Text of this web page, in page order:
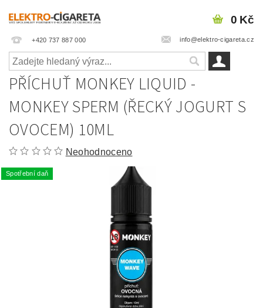
+420 737 887 000 info@elektro-cigareta.cz
0 Kč
PŘÍCHUŤ MONKEY LIQUID -
MONKEY SPERM (ŘECKÝ JOGURT S
OVOCEM) 10ML
Neohodnoceno
Spotřební daň